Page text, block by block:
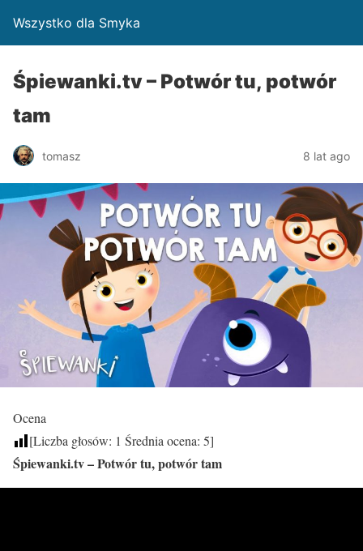
Wszystko dla Smyka
Śpiewanki.tv – Potwór tu, potwór
tam
tomasz 8 lat ago
Ocena
[Liczba głosów: 1 Średnia ocena: 5]
Śpiewanki.tv – Potwór tu, potwór tam